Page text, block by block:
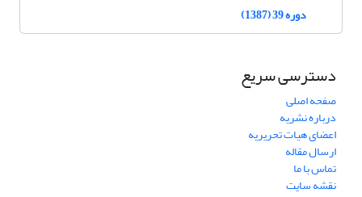
دوره 39 (1387)
دسترسی سریع
صفحه اصلی
درباره نشریه
اعضای هیات تحریریه
ارسال مقاله
تماس با ما
نقشه سایت